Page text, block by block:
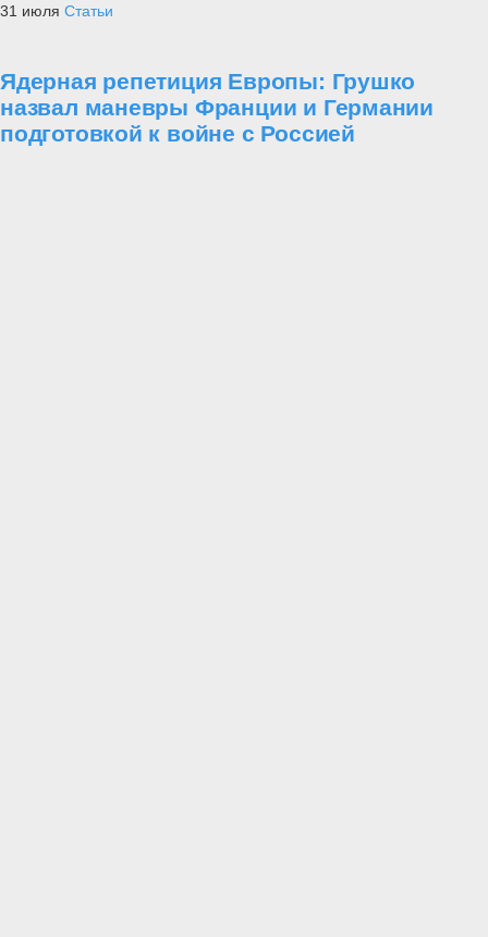
31 июля Статьи
Ядерная репетиция Европы: Грушко
назвал маневры Франции и Германии
подготовкой к войне с Россией